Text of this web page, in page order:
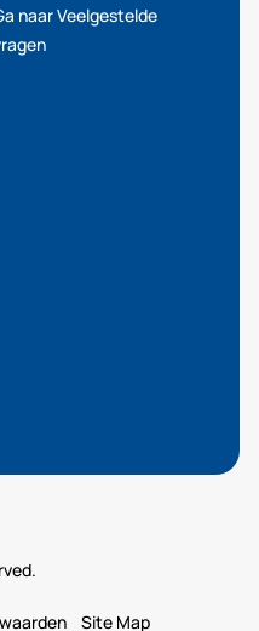
naar Veelgestelde
Site Map